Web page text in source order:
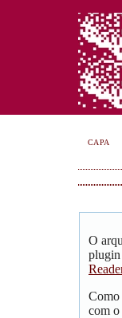
CAPA
O
plugin
Como
com